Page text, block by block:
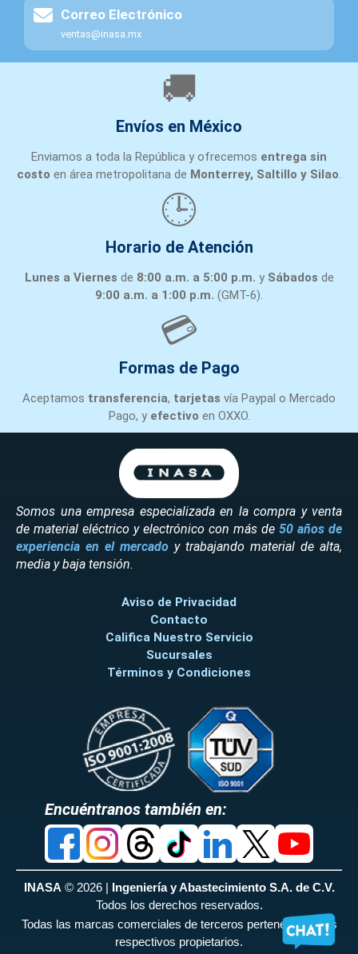
Correo Electrónico
ventas@inasa.mx
🚚
Envíos en México
Enviamos a toda la República y ofrecemos entrega sin
costo en área metropolitana de Monterrey, Saltillo y Silao
🕒
Horario de Atención
Lunes a Viernes de 8:00 a.m. a 5:00 p.m. y Sábados de
9:00 a.m. a 1:00 p.m. (GMT-6).
💳
Formas de Pago
Aceptamos transferencia, tarjetas vía Paypal o Mercado
Pago, y efectivo en OXXO.
Somos una empresa especializada en la compra y venta
de material eléctrico y electrónico con más de 50 años de
experiencia en el mercado y trabajando material de alta,
media y baja tensión.
Aviso de Privacidad
Contacto
Califica Nuestro Servicio
Sucursales
Términos y Condiciones
Encuéntranos también en:
INASA © 2026 | Ingeniería y Abastecimiento S.A. de C.V.
Todos los derechos reservados.
Todas las marcas comerciales de terceros pertenecen a sus
respectivos propietarios.